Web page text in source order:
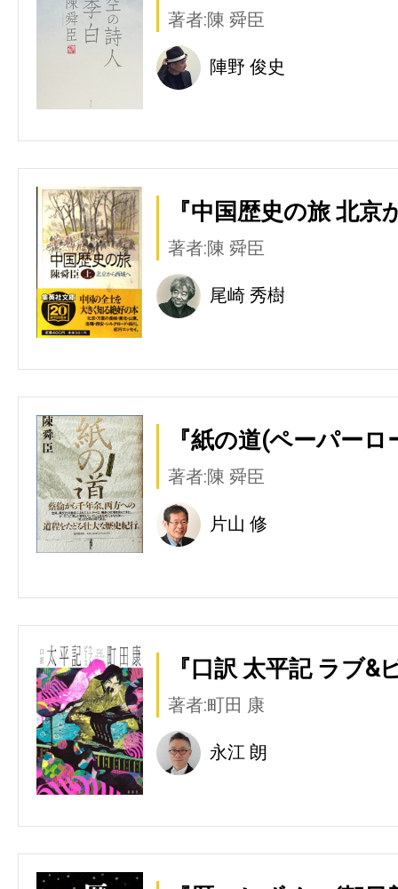
著者:陳 舜臣
陣野 俊史
『中国歴史の旅 北
著者:陳 舜臣
尾崎 秀樹
『紙の道(ペーパー
著者:陳 舜臣
片山 修
『口訳 太平記 ラブ&
著者:町田 康
永江 朗